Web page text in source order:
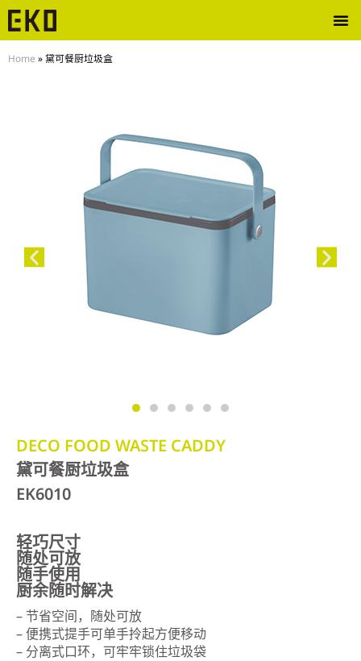
Home »黛可餐厨垃圾盒
DECO FOOD WASTE CADDY
黛可餐厨垃圾盒
EK6010
轻巧尺寸
随处可放
随手使用
厨余随时解决
– 节省空间，随处可放
– 便携式提手可单手拎起方便移动
– 分离式口环，可牢牢锁住垃圾袋